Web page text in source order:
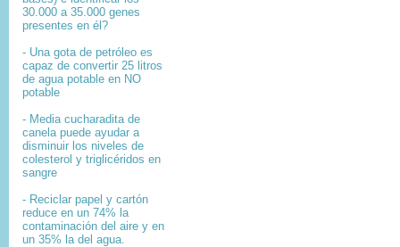
30.000 a 35.000 genes
presentes en él?
- Una gota de petróleo es
capaz de convertir 25 litros
de agua potable en NO
potable
- Media cucharadita de
canela puede ayudar a
disminuir los niveles de
colesterol y triglicéridos en
sangre
- Reciclar papel y cartón
reduce en un 74% la
contaminación del aire y en
un 35% la del agua.